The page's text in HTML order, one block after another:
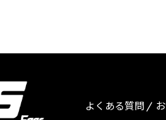
よくある質問 /